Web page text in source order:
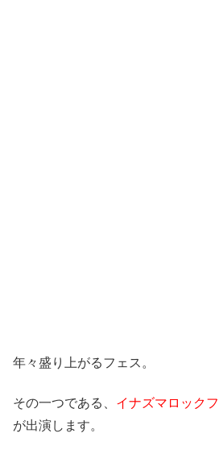
年々盛り上がるフェス。
その一つである、 イナズマロック
が出演します。